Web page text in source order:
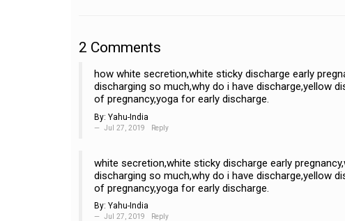
2 Comments
how white secretion,white sticky discharge early
discharging so much,why do i have discharge,yellow
of pregnancy,yoga for early discharge.
By: Yahu-India
Jul 27, 2019 Reply
white secretion,white sticky discharge early
discharging so much,why do i have discharge,yellow
of pregnancy,yoga for early discharge.
By: Yahu-India
Jul 27, 2019 Reply